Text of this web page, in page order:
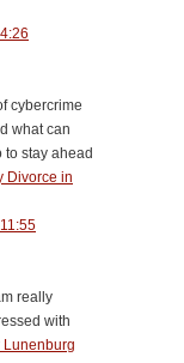
cybercrime
what can
stay ahead
Divorce in
really
with
Lunenburg